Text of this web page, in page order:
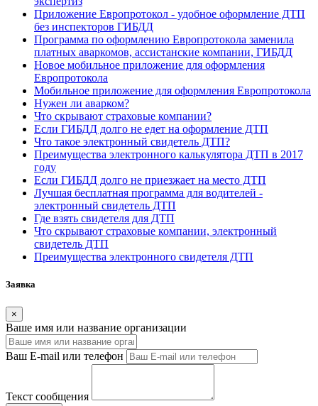
Приложение Европротокол - удобное оформление ДТП
без инспекторов ГИБДД
Программа по оформлению Европротокола заменила
платных аваркомов, ассистанские компании, ГИБДД
Новое мобильное приложение для оформления
Европротокола
Мобильное приложение для оформления Европротокола
Нужен ли аварком?
Что скрывают страховые компании?
Если ГИБДД долго не едет на оформление ДТП
Что такое электронный свидетель ДТП?
Преимущества электронного калькулятора ДТП в 2017
году
Если ГИБДД долго не приезжает на место ДТП
Лучшая бесплатная программа для водителей -
электронный свидетель ДТП
Где взять свидетеля для ДТП
Что скрывают страховые компании, электронный
свидетель ДТП
Преимущества электронного свидетеля ДТП
Заявка
×
Ваше имя или название организации
Ваш E-mail или телефон
Текст сообщения